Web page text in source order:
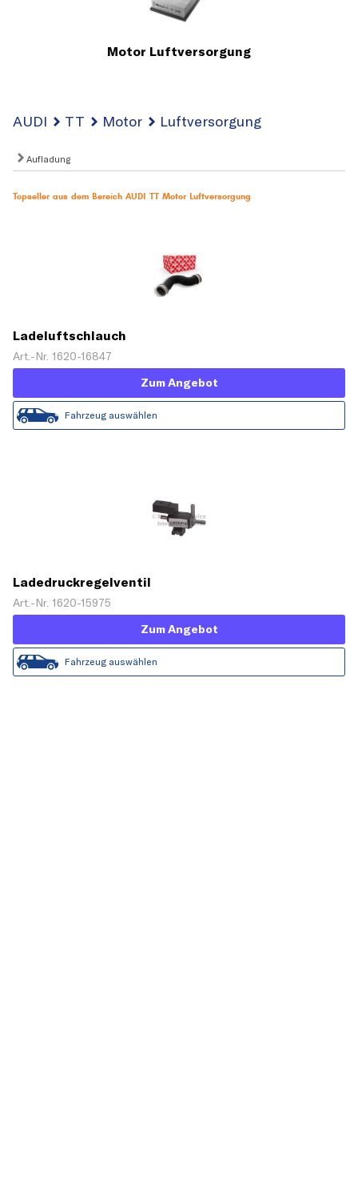
Motor Luftversorgung
AUDI TT Motor Luftversorgung
Aufladung
Topseller aus dem Bereich AUDI TT Motor Luftversorgung
Ladeluftschlauch
Art.-Nr. 1620-16847
Zum Angebot
Fahrzeug auswählen
Ladedruckregelventil
Art.-Nr. 1620-15975
Zum Angebot
Fahrzeug auswählen